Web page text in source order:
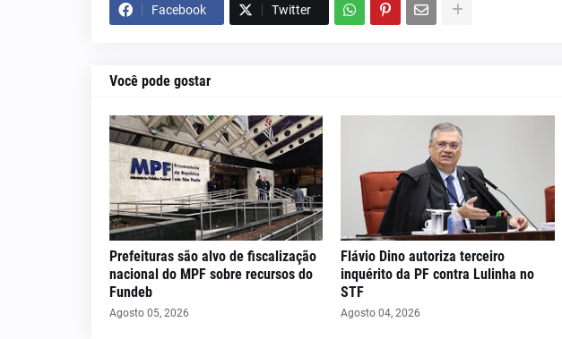
Facebook Twitter
Você pode gostar
Prefeituras são alvo de fiscalização
nacional do MPF sobre recursos do
Fundeb
Agosto 05, 2026
Flávio Dino autoriza terceiro
inquérito da PF contra Lulinha no
STF
Agosto 04, 2026